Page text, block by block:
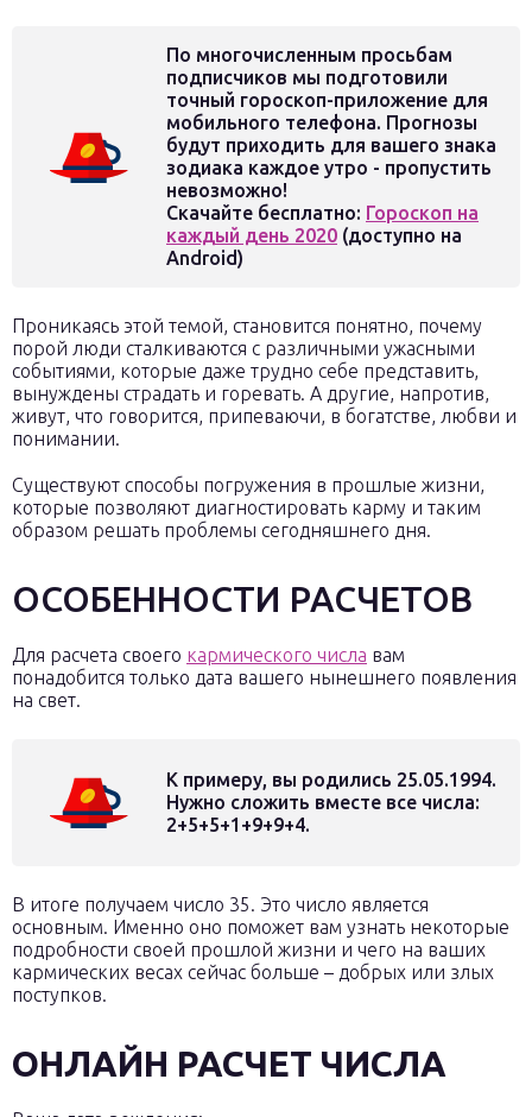
По многочисленным просьбам
подписчиков мы подготовили
точный гороскоп-приложение для
мобильного телефона. Прогнозы
будут приходить для вашего знака
зодиака каждое утро - пропустить
невозможно!
Скачайте бесплатно: Гороскоп на
каждый день 2020 (доступно на
Android)
Проникаясь этой темой, становится понятно, почему
порой люди сталкиваются с различными ужасными
событиями, которые даже трудно себе представить,
вынуждены страдать и горевать. А другие, напротив,
живут, что говорится, припеваючи, в богатстве, любви и
понимании.
Существуют способы погружения в прошлые жизни,
которые позволяют диагностировать карму и таким
образом решать проблемы сегодняшнего дня.
ОСОБЕННОСТИ РАСЧЕТОВ
Для расчета своего кармического числа вам
понадобится только дата вашего нынешнего появления
на свет.
К примеру, вы родились 25.05.1994.
Нужно сложить вместе все числа:
2+5+5+1+9+9+4.
В итоге получаем число 35. Это число является
основным. Именно оно поможет вам узнать некоторые
подробности своей прошлой жизни и чего на ваших
кармических весах сейчас больше – добрых или злых
поступков.
ОНЛАЙН РАСЧЕТ ЧИСЛА